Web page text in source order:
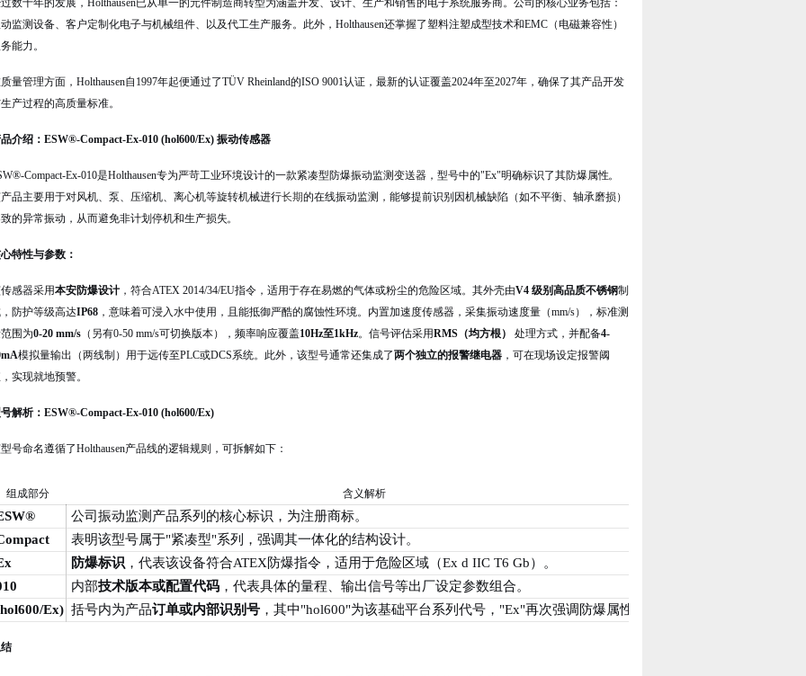
数十年的发展，Holthausen已从单一的元件制造商转型为涵盖开发、设计、生产和销售的电子系统服务商。公司的核心业务包括：
监测设备、客户定制化电子与机械组件、以及代工生产服务。此外，Holthausen还掌握了塑料注塑成型技术和EMC（电磁兼容性）
能力。
量管理方面，Holthausen自1997年起便通过了TÜV Rheinland的ISO 9001认证，最新的认证覆盖2024年至2027年，确保了其产品开发
产过程的高质量标准。
介绍：ESW®-Compact-Ex-010 (hol600/Ex) 振动传感器
Compact-Ex-010是Holthausen专为严苛工业环境设计的一款紧凑型防爆振动监测变送器，型号中的"Ex"明确标识了其防爆属性。
品主要用于对风机、泵、压缩机、离心机等旋转机械进行长期的在线振动监测，能够提前识别因机械缺陷（如不平衡、轴承磨损）
的异常振动，从而避免非计划停机和生产损失。
特性与参数：
感器采用本安防爆设计 ，符合ATEX 2014/34/EU指令，适用于存在易燃的气体或粉尘的危险区域。其外壳由V4 级别高品质不锈钢制
防护等级高达IP68 ，意味着可浸入水中使用，且能抵御严酷的腐蚀性环境。内置加速度传感器，采集振动速度量（mm/s），标准测
围为0-20 mm/s （另有0-50 mm/s可切换版本），频率响应覆盖10Hz至1kHz。信号评估采用RMS（均方根） 处理方式，并配备4-
模拟量输出（两线制）用于远传至PLC或DCS系统。此外，该型号通常还集成了两个独立的报警继电器 ，可在现场设定报警阈
实现就地预警。
解析：ESW®-Compact-Ex-010 (hol600/Ex)
号命名遵循了Holthausen产品线的逻辑规则，可拆解如下：
组成部分 含义解析
公司振动监测产品系列的核心标识，为注册商标。
表明该型号属于"紧凑型"系列，强调其一体化的结构设计。
防爆标识 ，代表该设备符合ATEX防爆指令，适用于危险区域（Ex d IIC T6 Gb）。
内部技术版本或配置代码 ，代表具体的量程、输出信号等出厂设定参数组合。
Ex) 括号内为产品订单或内部识别号 ，其中"hol600"为该基础平台系列代号，"Ex"再次强调防爆属性。